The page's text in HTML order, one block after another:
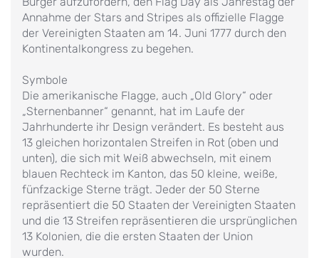
Annahme der Stars and Stripes als offizielle Flagge
der Vereinigten Staaten am 14. Juni 1777 durch den
Kontinentalkongress zu begehen.
Symbole
Die amerikanische Flagge, auch „Old Glory“ oder
„Sternenbanner“ genannt, hat im Laufe der
Jahrhunderte ihr Design verändert. Es besteht aus
13 gleichen horizontalen Streifen in Rot (oben und
unten), die sich mit Weiß abwechseln, mit einem
blauen Rechteck im Kanton, das 50 kleine, weiße,
fünfzackige Sterne trägt. Jeder der 50 Sterne
repräsentiert die 50 Staaten der Vereinigten Staaten
und die 13 Streifen repräsentieren die ursprünglichen
13 Kolonien, die die ersten Staaten der Union
wurden.